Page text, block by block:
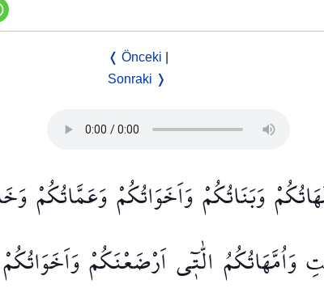
❬ Önceki
Sonraki ❭
وَبَنَاتُكُمْوَاَخَوَاتُكُمْوَعَمَّاتُكُمْ
وَاُمَّهَاتُكُمُ الّٰت۪ٓياَرْضَعْنَكُمْوَاَخَوَاتُكُمْ